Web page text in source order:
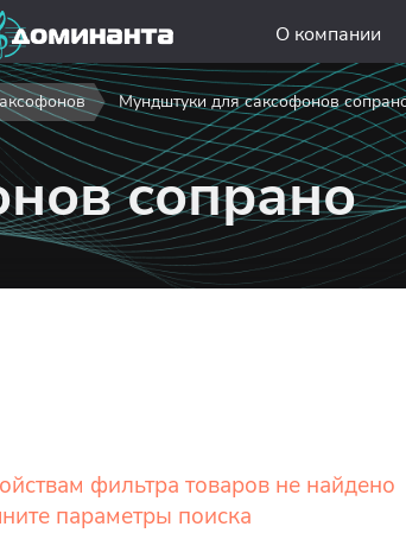
О компании
Мундштуки для саксофонов
сопрано
фильтра товаров не найдено
параметры поиска